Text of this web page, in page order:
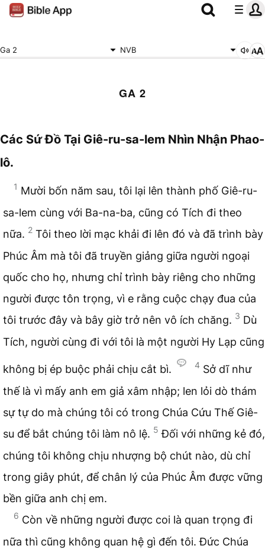
Ga 2 NVB
GA 2
Các Sứ Đồ Tại Giê-ru-sa-lem Nhìn Nhận Phao-
lô.
1 Mười bốn năm sau, tôi lại lên thành phố Giê-ru-
sa-lem cùng với Ba-na-ba, cũng có Tích đi theo
nữa. 2 Tôi theo lời mạc khải đi lên đó và đã trình bày
Phúc Âm mà tôi đã truyền giảng giữa người ngoại
quốc cho họ, nhưng chỉ trình bày riêng cho những
người được tôn trọng, vì e rằng cuộc chạy đua của
tôi trước đây và bây giờ trở nên vô ích chăng. 3 Dù
Tích, người cùng đi với tôi là một người Hy Lạp cũng
không bị ép buộc phải chịu cắt bì. 4 Sở dĩ như
thế là vì mấy anh em giả xâm nhập; len lỏi dò thám
sự tự do mà chúng tôi có trong Chúa Cứu Thế Giê-
su để bắt chúng tôi làm nô lệ. 5 Đối với những kẻ đó,
chúng tôi không chịu nhượng bộ chút nào, dù chỉ
trong giây phút, để chân lý của Phúc Âm được vững
bền giữa anh chị em.
6 Còn về những người được coi là quan trọng đi
nữa thì cũng không quan hệ gì đến tôi. Đức Chúa